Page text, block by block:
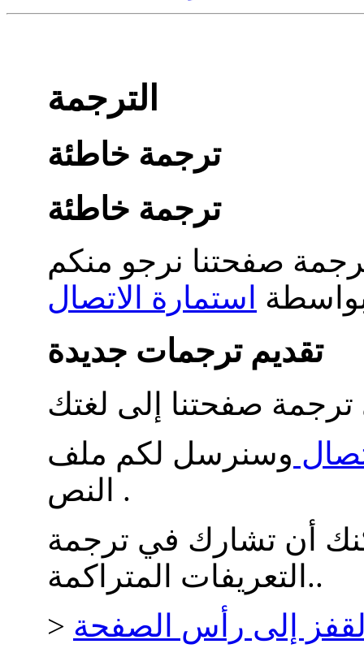
الترجمة
ترجمة خاطئة
ترجمة خاطئة
صفحتنا نرجو منكم
بواسطة
تقديم ترجمات جديدة
وسنرسل لكم ملف
النص .
أن تشارك في ترجمة
التعريفات المتراكمة..
> إلى رأس الصفحة